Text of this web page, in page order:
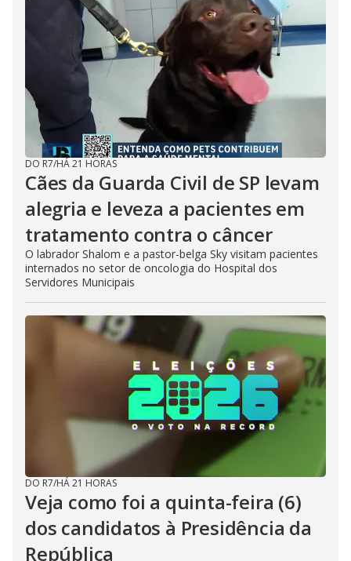
DO R7/HÁ 21 HORAS
Cães da Guarda Civil de SP levam
alegria e leveza a pacientes em
tratamento contra o câncer
O labrador Shalom e a pastor-belga Sky visitam pacientes
internados no setor de oncologia do Hospital dos
Servidores Municipais
DO R7/HÁ 21 HORAS
Veja como foi a quinta-feira (6)
dos candidatos à Presidência da
República